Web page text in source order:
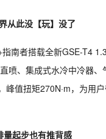
从此没【玩】没了
南者搭载全新GSE-T4
喷、集成式水冷中冷器
值扭矩270N·m，为用
量起步也有推背感